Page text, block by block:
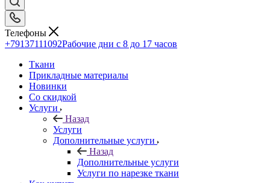
Телефоны
+79137111092Рабочие дни с 8 до 17 часов
Ткани
Прикладные материалы
Новинки
Со скидкой
Услуги
Назад
Услуги
Дополнительные услуги
Назад
Дополнительные услуги
Услуги по нарезке ткани